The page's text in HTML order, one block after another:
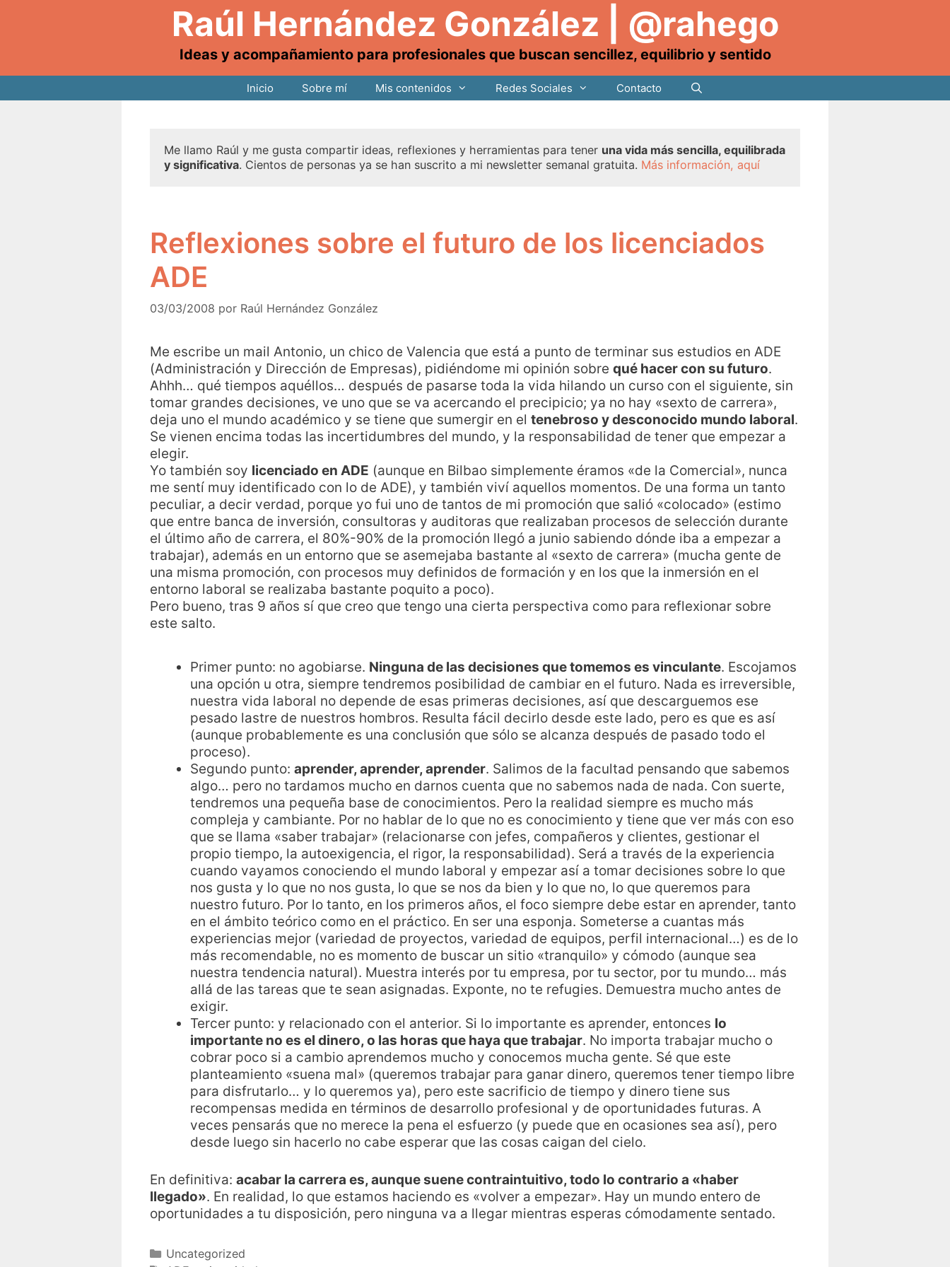
Raúl Hernández González | @rahego
Ideas y acompañamiento para profesionales que buscan sencillez, equilibrio y sentido
Inicio Sobre mí Mis contenidos Redes Sociales Contacto
Me llamo Raúl y me gusta compartir ideas, reflexiones y herramientas para tener una vida más sencilla, equilibrada
y significativa. Cientos de personas ya se han suscrito a mi newsletter semanal gratuita. Más información, aquí
Reflexiones sobre el futuro de los licenciados
ADE
03/03/2008 por Raúl Hernández González
Me escribe un mail Antonio, un chico de Valencia que está a punto de terminar sus estudios en ADE
(Administración y Dirección de Empresas), pidiéndome mi opinión sobre qué hacer con su futuro.
Ahhh… qué tiempos aquéllos… después de pasarse toda la vida hilando un curso con el siguiente, sin
tomar grandes decisiones, ve uno que se va acercando el precipicio; ya no hay «sexto de carrera»,
deja uno el mundo académico y se tiene que sumergir en el tenebroso y desconocido mundo laboral.
Se vienen encima todas las incertidumbres del mundo, y la responsabilidad de tener que empezar a
elegir.
Yo también soy licenciado en ADE (aunque en Bilbao simplemente éramos «de la Comercial», nunca
me sentí muy identificado con lo de ADE), y también viví aquellos momentos. De una forma un tanto
peculiar, a decir verdad, porque yo fui uno de tantos de mi promoción que salió «colocado» (estimo
que entre banca de inversión, consultoras y auditoras que realizaban procesos de selección durante
el último año de carrera, el 80%-90% de la promoción llegó a junio sabiendo dónde iba a empezar a
trabajar), además en un entorno que se asemejaba bastante al «sexto de carrera» (mucha gente de
una misma promoción, con procesos muy definidos de formación y en los que la inmersión en el
entorno laboral se realizaba bastante poquito a poco).
Pero bueno, tras 9 años sí que creo que tengo una cierta perspectiva como para reflexionar sobre
este salto.
Primer punto: no agobiarse. Ninguna de las decisiones que tomemos es vinculante. Escojamos
una opción u otra, siempre tendremos posibilidad de cambiar en el futuro. Nada es irreversible,
nuestra vida laboral no depende de esas primeras decisiones, así que descarguemos ese
pesado lastre de nuestros hombros. Resulta fácil decirlo desde este lado, pero es que es así
(aunque probablemente es una conclusión que sólo se alcanza después de pasado todo el
proceso).
Segundo punto: aprender, aprender, aprender. Salimos de la facultad pensando que sabemos
algo… pero no tardamos mucho en darnos cuenta que no sabemos nada de nada. Con suerte,
tendremos una pequeña base de conocimientos. Pero la realidad siempre es mucho más
compleja y cambiante. Por no hablar de lo que no es conocimiento y tiene que ver más con eso
que se llama «saber trabajar» (relacionarse con jefes, compañeros y clientes, gestionar el
propio tiempo, la autoexigencia, el rigor, la responsabilidad). Será a través de la experiencia
cuando vayamos conociendo el mundo laboral y empezar así a tomar decisiones sobre lo que
nos gusta y lo que no nos gusta, lo que se nos da bien y lo que no, lo que queremos para
nuestro futuro. Por lo tanto, en los primeros años, el foco siempre debe estar en aprender, tanto
en el ámbito teórico como en el práctico. En ser una esponja. Someterse a cuantas más
experiencias mejor (variedad de proyectos, variedad de equipos, perfil internacional…) es de lo
más recomendable, no es momento de buscar un sitio «tranquilo» y cómodo (aunque sea
nuestra tendencia natural). Muestra interés por tu empresa, por tu sector, por tu mundo… más
allá de las tareas que te sean asignadas. Exponte, no te refugies. Demuestra mucho antes de
exigir.
Tercer punto: y relacionado con el anterior. Si lo importante es aprender, entonces lo
importante no es el dinero, o las horas que haya que trabajar. No importa trabajar mucho o
cobrar poco si a cambio aprendemos mucho y conocemos mucha gente. Sé que este
planteamiento «suena mal» (queremos trabajar para ganar dinero, queremos tener tiempo libre
para disfrutarlo… y lo queremos ya), pero este sacrificio de tiempo y dinero tiene sus
recompensas medida en términos de desarrollo profesional y de oportunidades futuras. A
veces pensarás que no merece la pena el esfuerzo (y puede que en ocasiones sea así), pero
desde luego sin hacerlo no cabe esperar que las cosas caigan del cielo.
En definitiva: acabar la carrera es, aunque suene contraintuitivo, todo lo contrario a «haber
llegado». En realidad, lo que estamos haciendo es «volver a empezar». Hay un mundo entero de
oportunidades a tu disposición, pero ninguna va a llegar mientras esperas cómodamente sentado.
Uncategorized